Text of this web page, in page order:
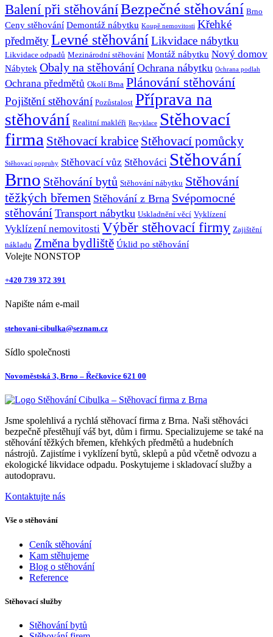
Balení při stěhováníBezpečné stěhování Brno
Ceny stěhování Demontáž nábytku Koupě nemovitosti Křehké
předmětyLevné stěhováníLikvidace nábytku
Likvidace odpadů Mezinárodní stěhování Montáž nábytku Nový domov
Nábytek Obaly na stěhování Ochrana nábytku Ochrana podlah
Ochrana předmětů Okolí Brna Plánování stěhování
Pojištění stěhování Pozůstalost Příprava na
stěhování Realitní makléři Recyklace Stěhovací
firma Stěhovací krabice Stěhovací pomůcky
Stěhovací popruhy Stěhovací vůz Stěhováci Stěhování
Brno Stěhování bytů Stěhování nábytku Stěhování
těžkých břemen Stěhování z Brna Svépomocné
stěhování Transport nábytku Uskladnění věcí Vyklízení
Vyklízení nemovitosti Výběr stěhovací firmy Zajištění
nákladu Změna bydliště Úklid po stěhování
Volejte NONSTOP
+420 739 372 391
Napište nám e-mail
stehovani-cibulka@seznam.cz
Sídlo společnosti
Novoměstská 3, Brno – Řečkovice 621 00
Jsme spolehlivá a rychlá stěhovací firma z Brna. Naši stěhováci
bezpečně přestěhují váš byt, dům i firmu. Specializujeme se také na
stěhování těžkých břemen, křehkých předmětů a hudebních
nástrojů. Zajistíme i vyklízení bytů, sklepů a půd včetně odvozu a
ekologické likvidace odpadu. Poskytujeme i skladovací služby a
autodopravu.
Kontaktujte nás
Vše o stěhování
Ceník stěhování
Kam stěhujeme
Blog o stěhování
Reference
Stěhovací služby
Stěhování bytů